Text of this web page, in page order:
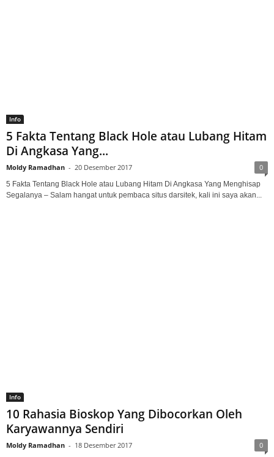
Info
5 Fakta Tentang Black Hole atau Lubang Hitam
Di Angkasa Yang...
Moldy Ramadhan - 20 Desember 2017 0
5 Fakta Tentang Black Hole atau Lubang Hitam Di Angkasa Yang Menghisap
Segalanya – Salam hangat untuk pembaca situs darsitek, kali ini saya akan...
Info
10 Rahasia Bioskop Yang Dibocorkan Oleh
Karyawannya Sendiri
Moldy Ramadhan - 18 Desember 2017 0